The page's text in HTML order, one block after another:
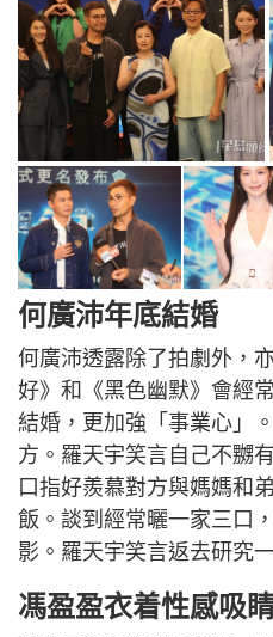
何廣沛年底結婚
何廣沛透露除了拍劇外，
好》和《黑色幽默》會經
結婚，更加強「事業心」
方。羅天宇笑言自己不嬲
口指好羨慕對方與媽媽和
飯。談到經常曬一家三口
影。羅天宇笑言返去研究
馮盈盈衣着性感吸